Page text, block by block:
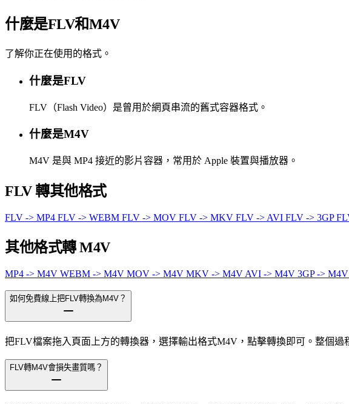
什麼是FLV和M4V
了解你正在使用的格式。
什麼是FLV
FLV（Flash Video）是曾用於網頁串流的舊式容器格式。
什麼是M4V
M4V 是與 MP4 接近的影片容器，常用於 Apple 裝置與播放器。
FLV 轉其他格式
FLV -> MP4 FLV -> WEBM FLV -> MOV FLV -> MKV FLV -> AVI FLV -> 3GP
其他格式轉 M4V
MP4 -> M4V WEBM -> M4V MOV -> M4V MKV -> M4V AVI -> M4V 3GP -> M4V
如何免費線上把FLV轉換為M4V？
把FLV檔案拖入頁面上方的轉換器，選擇輸出格式M4V，點擊轉換即可。整個
FLV轉M4V會損失畫質嗎？